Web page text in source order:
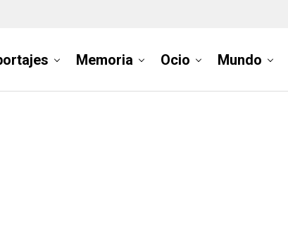
Memoria Ocio Mundo